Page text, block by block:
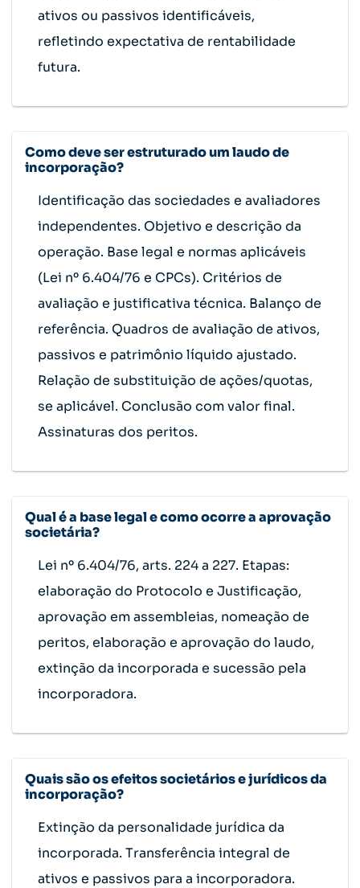
ativos ou passivos identificáveis,
refletindo expectativa de rentabilidade
futura.
Como deve ser estruturado um laudo de
incorporação?
Identificação das sociedades e avaliadores
independentes. Objetivo e descrição da
operação. Base legal e normas aplicáveis
(Lei nº 6.404/76 e CPCs). Critérios de
avaliação e justificativa técnica. Balanço de
referência. Quadros de avaliação de ativos,
passivos e patrimônio líquido ajustado.
Relação de substituição de ações/quotas,
se aplicável. Conclusão com valor final.
Assinaturas dos peritos.
Qual é a base legal e como ocorre a aprovação
societária?
Lei nº 6.404/76, arts. 224 a 227. Etapas:
elaboração do Protocolo e Justificação,
aprovação em assembleias, nomeação de
peritos, elaboração e aprovação do laudo,
extinção da incorporada e sucessão pela
incorporadora.
Quais são os efeitos societários e jurídicos da
incorporação?
Extinção da personalidade jurídica da
incorporada. Transferência integral de
ativos e passivos para a incorporadora.